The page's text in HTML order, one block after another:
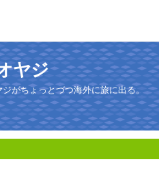
ヤジ
がちょっとづつ海外に旅に出る。